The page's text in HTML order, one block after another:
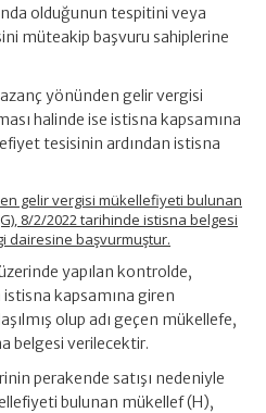
olduğunun tespitini veya
müteakip başvuru sahiplerine
yönünden gelir vergisi
halinde ise istisna kapsamına
tesisinin ardından istisna
gelir vergisi mükellefiyeti bulunan
8/2/2022 tarihinde istisna belgesi
dairesine başvurmuştur.
yapılan kontrolde,
kapsamına giren
olup adı geçen mükellefe,
belgesi verilecektir.
perakende satışı nedeniyle
bulunan mükellef (H),